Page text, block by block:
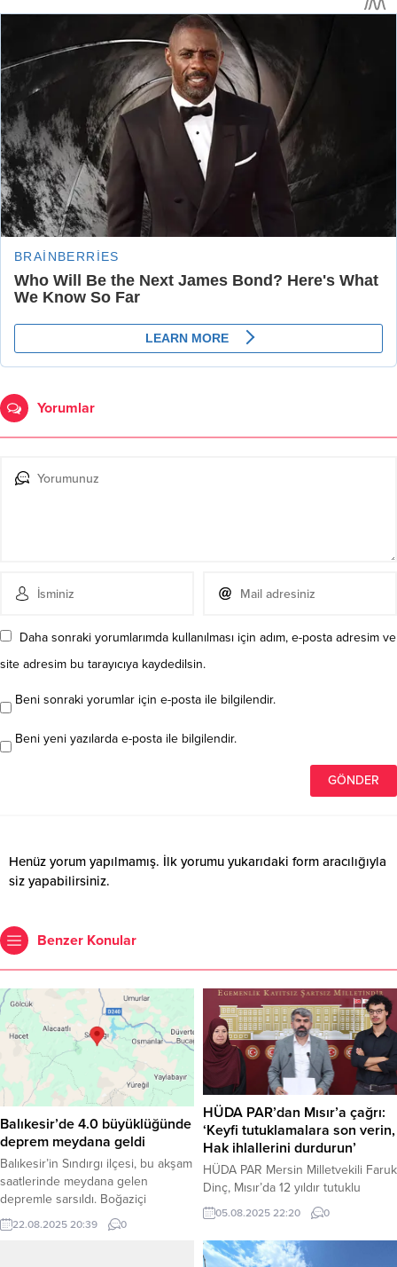
Yorumlar
Daha sonraki yorumlarımda kullanılması için adım, e-posta adresim ve
site adresim bu tarayıcıya kaydedilsin.
Beni sonraki yorumlar için e-posta ile bilgilendir.
Beni yeni yazılarda e-posta ile bilgilendir.
Henüz yorum yapılmamış. İlk yorumu yukarıdaki form aracılığıyla
siz yapabilirsiniz.
Benzer Konular
Balıkesir’de 4.0 büyüklüğünde
deprem meydana geldi
Balıkesir’in Sındırgı ilçesi, bu akşam
saatlerinde meydana gelen
depremle sarsıldı. Boğaziçi
Üniversitesi Kandilli Rasathanesi ve
Deprem Araştırma Enstitüsü’nden
22.08.2025 20:39 0
HÜDA PAR’dan Mısır’a çağrı:
‘Keyfi tutuklamalara son verin,
Hak ihlallerini durdurun’
HÜDA PAR Mersin Milletvekili Faruk
Dinç, Mısır’da 12 yıldır tutuklu
bulunan ve işkenceye maruz
kaldığı iddia edilen siyasetçi
Muhammed el-Biltaci ve açlık
grevindeki 58 aktivistin durumuna
05.08.2025 22:20 0